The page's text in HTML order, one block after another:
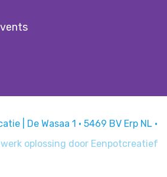
| De Wasaa 1 · 5469 BV Erp NL ·
oplossing door Eenpotcreatief